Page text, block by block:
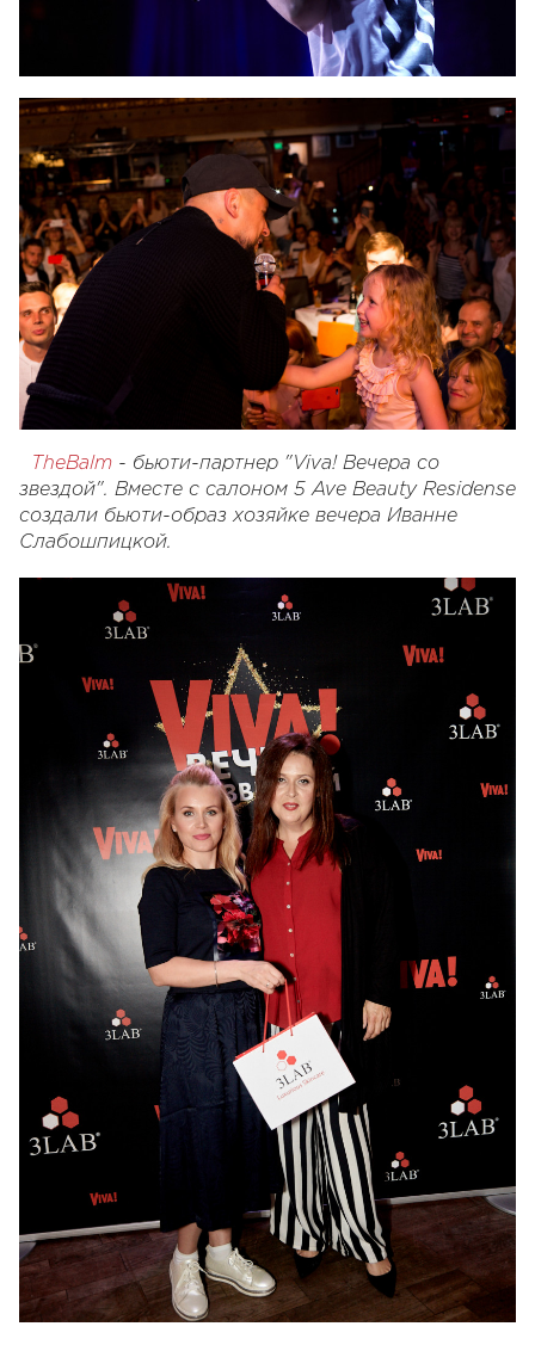
Т heBalm - бьюти-партнер "Viva! Вечера со
звездой". Вместе с салоном 5 Ave Beauty Residense
cоздали бьюти-образ хозяйке вечера Иванне
Слабошпицкой.